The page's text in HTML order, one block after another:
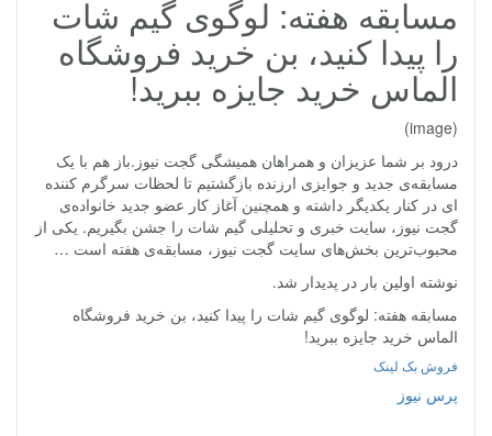
مسابقه هفته: لوگوی گیم شات
را پیدا کنید، بن خرید فروشگاه
الماس خرید جایزه ببرید!
(image)
درود بر شما عزیزان و همراهان همیشگی گجت نیوز.باز هم با یک
مسابقه‌ی جدید و جوایزی ارزنده‌ بازگشتیم تا لحظات سرگرم کننده
ای در کنار یکدیگر داشته و همچنین آغاز کار عضو جدید خانواده‌ی
گجت نیوز، سایت خبری و تحلیلی گیم شات را جشن بگیریم. یکی از
محبوب‌ترین بخش‌های سایت گجت نیوز، مسابقه‌ی هفته است …
نوشته اولین بار در پدیدار شد.
مسابقه هفته: لوگوی گیم شات را پیدا کنید، بن خرید فروشگاه
الماس خرید جایزه ببرید!
فروش بک لینک
پرس نیوز